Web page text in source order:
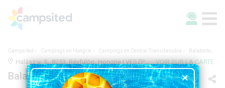
Campsited Campings en Hongrie Campings en Central Transdanubia Balatontourist Camping Napfény
Halász u. 5., 8253, Révfülöp, Hongrie | VESZPRÉM, CENTRAL TRANSDANUBIA VOIR SUR LA CARTE
Balatontourist Camping Napfény